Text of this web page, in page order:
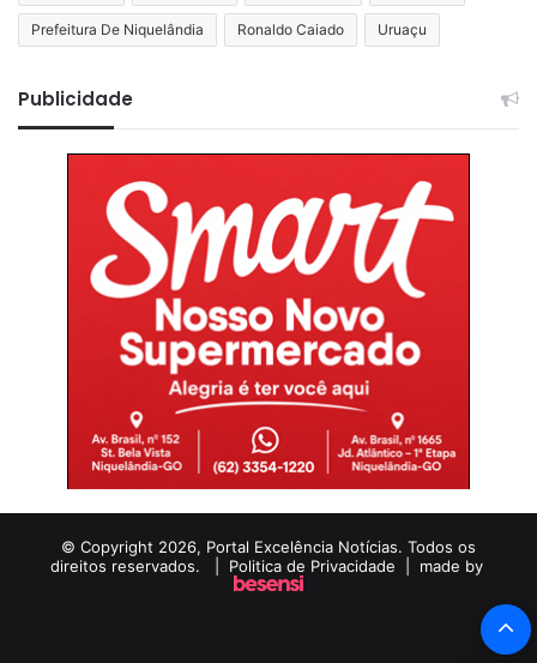
Prefeitura De Niquelândia Ronaldo Caiado Uruaçu
Publicidade
© Copyright 2026, Portal Excelência Notícias. Todos os
direitos reservados. | Politica de Privacidade | made by